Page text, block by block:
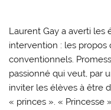
Laurent Gay a averti les
intervention : les propos
conventionnels.
passionné qui veut, par
inviter les élèves à être
« princes ». « Princesse